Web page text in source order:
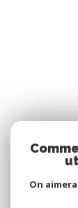
On